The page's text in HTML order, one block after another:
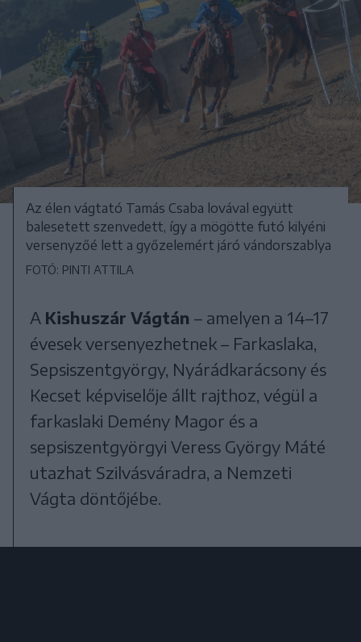
Az élen vágtató Tamás Csaba lovával együtt
balesetett szenvedett, így a mögötte futó kilyéni
versenyzőé lett a győzelemért járó vándorszablya
FOTÓ: PINTI ATTILA
A Kishuszár Vágtán – amelyen a 14–17
évesek versenyezhetnek – Farkaslaka,
Sepsiszentgyörgy, Nyárádkarácsony és
Kecset képviselője állt rajthoz, végül a
farkaslaki Demény Magor és a
sepsiszentgyörgyi Veress György Máté
utazhat Szilvásváradra, a Nemzeti
Vágta döntőjébe.